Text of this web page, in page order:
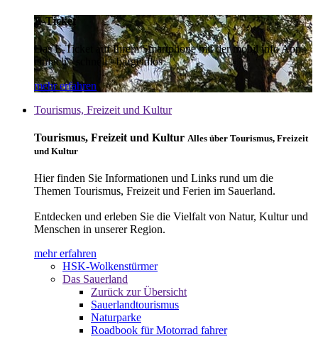
E-Ticket
Das E-Ticket auf Ihrem Smartphone mit der mobil info App -
einfach - schnell - bargeldlos
mehr erfahren
Tourismus, Freizeit und Kultur
Tourismus, Freizeit und Kultur Alles über Tourismus, Freizeit
und Kultur
Hier finden Sie Informationen und Links rund um die
Themen Tourismus, Freizeit und Ferien im Sauerland.
Entdecken und erleben Sie die Vielfalt von Natur, Kultur und
Menschen in unserer Region.
mehr erfahren
HSK-Wolkenstürmer
Das Sauerland
Zurück zur Übersicht
Sauerlandtourismus
Naturparke
Roadbook für Motorrad fahrer